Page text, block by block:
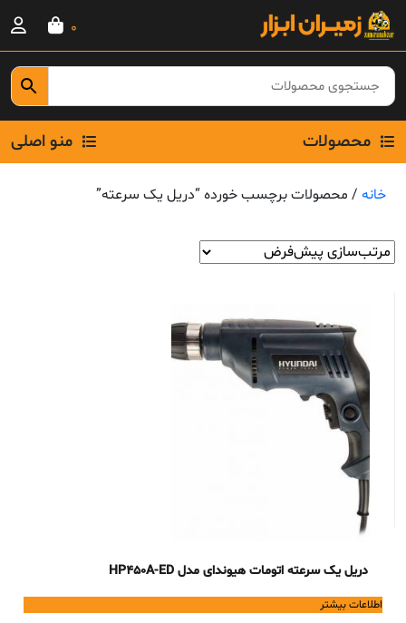
Skip
content
0
محصولات منو اصلی
خانه / محصولات برچسب خورده “دریل یک سرعته”
دریل یک سرعته اتومات هیوندای مدل HP450A-ED
اطلاعات بیشتر